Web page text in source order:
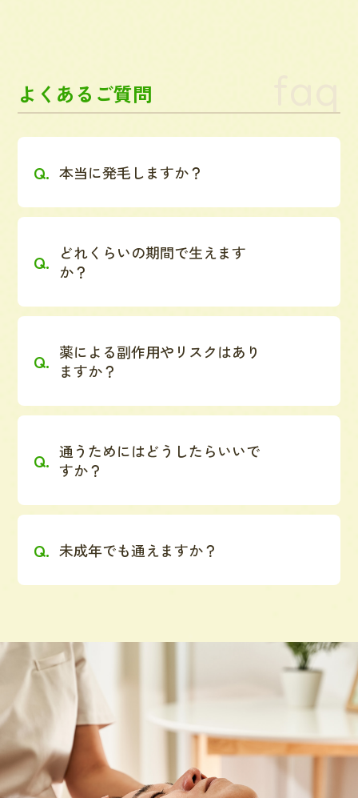
よくあるご質問
本当に発毛しますか？
どれくらいの期間で生えます
か？
薬による副作用やリスクはあり
ますか？
通うためにはどうしたらいいで
すか？
未成年でも通えますか？